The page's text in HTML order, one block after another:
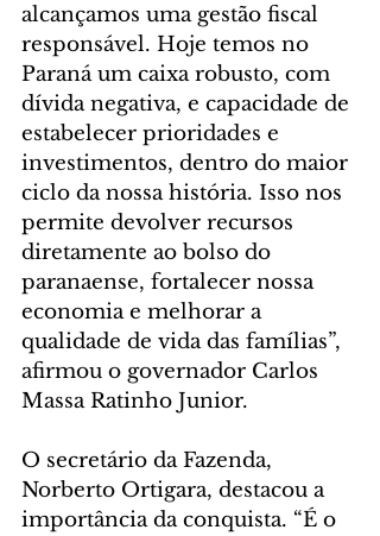
alcançamos uma gestão fiscal
responsável. Hoje temos no
Paraná um caixa robusto, com
dívida negativa, e capacidade de
estabelecer prioridades e
investimentos, dentro do maior
ciclo da nossa história. Isso nos
permite devolver recursos
diretamente ao bolso do
paranaense, fortalecer nossa
economia e melhorar a
qualidade de vida das famílias”,
afirmou o governador Carlos
Massa Ratinho Junior.
O secretário da Fazenda,
Norberto Ortigara, destacou a
importância da conquista. “É o